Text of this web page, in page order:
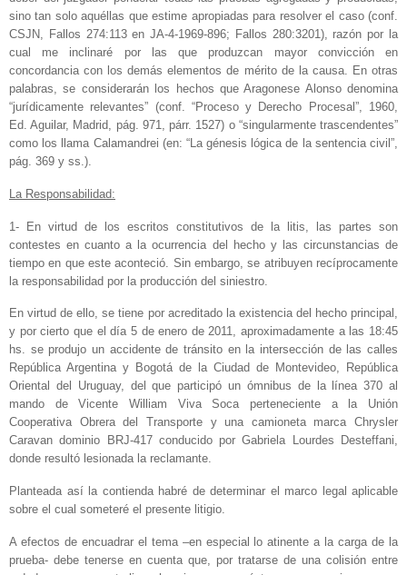
sino tan solo aquéllas que estime apropiadas para resolver el caso (conf.
CSJN, Fallos 274:113 en JA-4-1969-896; Fallos 280:3201), razón por la
cual me inclinaré por las que produzcan mayor convicción en
concordancia con los demás elementos de mérito de la causa. En otras
palabras, se considerarán los hechos que Aragonese Alonso denomina
“jurídicamente relevantes” (conf. “Proceso y Derecho Procesal”, 1960,
Ed. Aguilar, Madrid, pág. 971, párr. 1527) o “singularmente trascendentes”
como los llama Calamandrei (en: “La génesis lógica de la sentencia civil”,
pág. 369 y ss.).
La Responsabilidad:
1- En virtud de los escritos constitutivos de la litis, las partes son
contestes en cuanto a la ocurrencia del hecho y las circunstancias de
tiempo en que este aconteció. Sin embargo, se atribuyen recíprocamente
la responsabilidad por la producción del siniestro.
En virtud de ello, se tiene por acreditado la existencia del hecho principal,
y por cierto que el día 5 de enero de 2011, aproximadamente a las 18:45
hs. se produjo un accidente de tránsito en la intersección de las calles
República Argentina y Bogotá de la Ciudad de Montevideo, República
Oriental del Uruguay, del que participó un ómnibus de la línea 370 al
mando de Vicente William Viva Soca perteneciente a la Unión
Cooperativa Obrera del Transporte y una camioneta marca Chrysler
Caravan dominio BRJ-417 conducido por Gabriela Lourdes Desteffani,
donde resultó lesionada la reclamante.
Planteada así la contienda habré de determinar el marco legal aplicable
sobre el cual someteré el presente litigio.
A efectos de encuadrar el tema –en especial lo atinente a la carga de la
prueba- debe tenerse en cuenta que, por tratarse de una colisión entre